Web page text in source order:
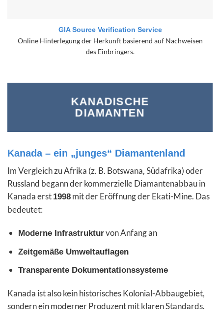
GIA Source Verification Service
Online Hinterlegung der Herkunft basierend auf Nachweisen
des Einbringers.
KANADISCHE
DIAMANTEN
Kanada – ein „junges“ Diamantenland
Im Vergleich zu Afrika (z. B. Botswana, Südafrika) oder
Russland begann der kommerzielle Diamantenabbau in
Kanada erst 1998 mit der Eröffnung der Ekati-Mine. Das
bedeutet:
Moderne Infrastrukturvon Anfang an
Zeitgemäße Umweltauflagen
Transparente Dokumentationssysteme
Kanada ist also kein historisches Kolonial-Abbaugebiet,
sondern ein moderner Produzent mit klaren Standards.